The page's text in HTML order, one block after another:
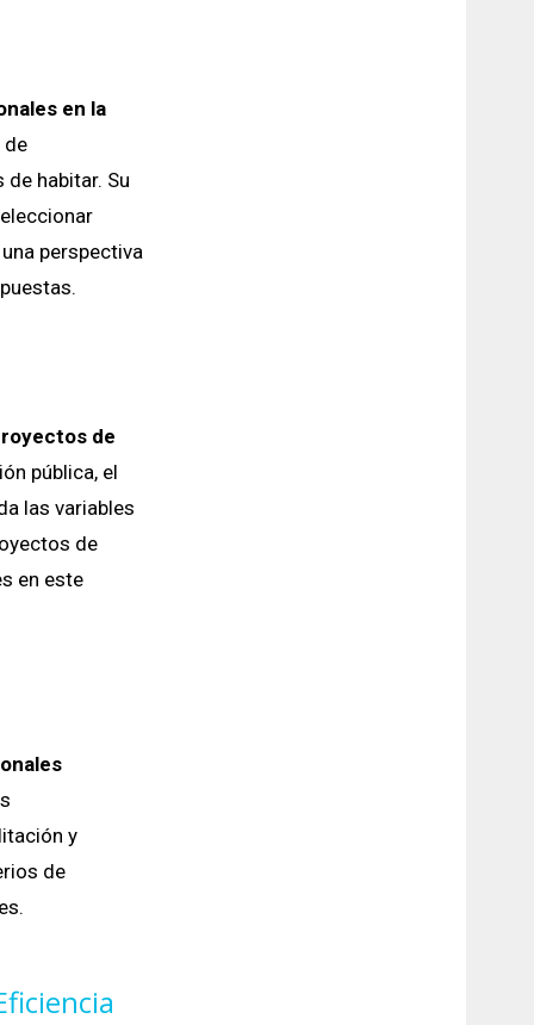
en la
de
habitar. Su
perspectiva
de
pública, el
las variables
de
en este
y
de